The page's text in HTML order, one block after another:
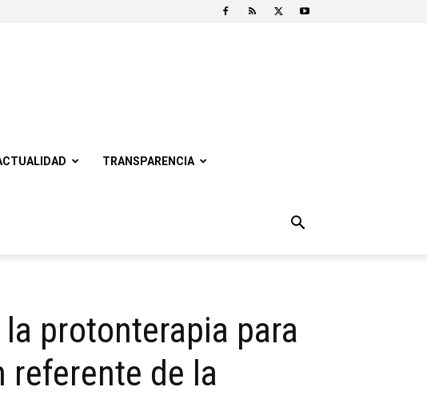
TRANSPARENCIA
protonterapia para
referente de la